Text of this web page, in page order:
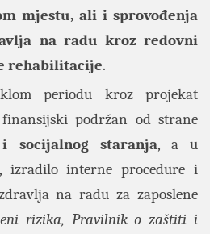
mjestu, ali i sprovođenja
na radu kroz redovni
rehabilitacije.
periodu kroz projekat
finansijski podržan od strane
socijalnog staranja, a u
izradilo interne procedure i
na radu za zaposlene
rizika, Pravilnik o zaštiti i